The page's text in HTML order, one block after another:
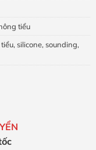
tiểu
, silicone, sounding,